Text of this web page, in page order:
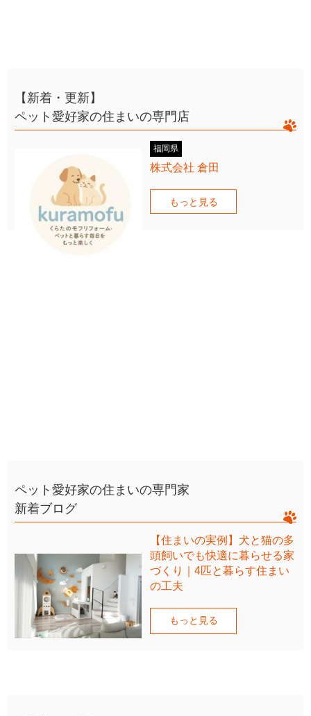
【新着・更新】
ペット愛好家の住まいの専門店
福岡県
株式会社 倉田
もっと見る
ペット愛好家の住まいの専門家
新着ブログ
【住まいの実例】犬と猫の多
頭飼いでも快適に暮らせる家
づくり｜4匹と暮らす住まい
の工夫
もっと見る